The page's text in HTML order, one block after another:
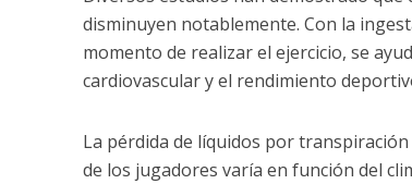
disminuyen notablemente. Con la
momento de realizar el ejercicio, se
cardiovascular y el rendimiento
La pérdida de líquidos por
de los jugadores varía en función del